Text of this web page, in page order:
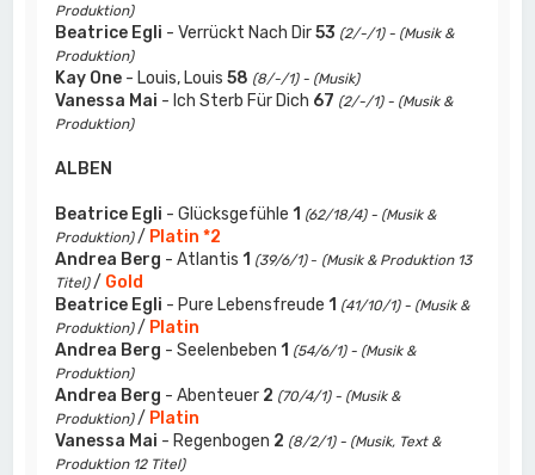
Produktion)
Beatrice Egli - Verrückt Nach Dir53 (2/-/1) - (Musik &
Produktion)
Kay One - Louis, Louis58 (8/-/1) - (Musik)
Vanessa Mai - Ich Sterb Für Dich 67 (2/-/1) - (Musik &
Produktion)
ALBEN
Beatrice Egli - Glücksgefühle 1 (62/18/4) - (Musik &
Produktion)/ Platin *2
Andrea Berg - Atlantis 1 (39/6/1)- (Musik & Produktion 13
Titel)/ Gold
Beatrice Egli - Pure Lebensfreude 1 (41/10/1) - (Musik &
Produktion)/ Platin
Andrea Berg - Seelenbeben 1 (54/6/1) - (Musik &
Produktion)
Andrea Berg - Abenteuer 2 (70/4/1) - (Musik &
Produktion)/ Platin
Vanessa Mai - Regenbogen 2 (8/2/1) - (Musik, Text &
Produktion 12 Titel)